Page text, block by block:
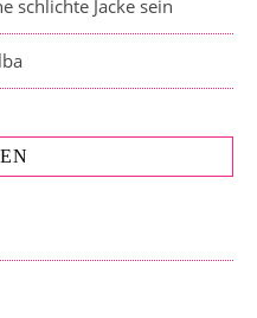
schlichte Jacke sein